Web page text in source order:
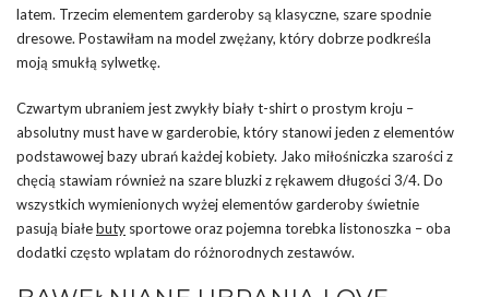
latem. Trzecim elementem garderoby są klasyczne, szare spodnie
dresowe. Postawiłam na model zwężany, który dobrze podkreśla
moją smukłą sylwetkę.
Czwartym ubraniem jest zwykły biały t-shirt o prostym kroju –
absolutny must have w garderobie, który stanowi jeden z elementów
podstawowej bazy ubrań każdej kobiety. Jako miłośniczka szarości z
chęcią stawiam również na szare bluzki z rękawem długości 3/4. Do
wszystkich wymienionych wyżej elementów garderoby świetnie
pasują białebuty sportowe oraz pojemna torebka listonoszka – oba
dodatki często wplatam do różnorodnych zestawów.